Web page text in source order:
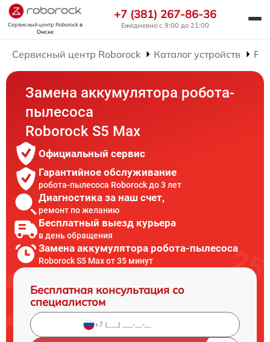
Сервисный центр Roborockв
Омске
+7 (381) 267-86-36
Ежедневно с 9:00 до 21:00
Сервисный центр Roborock Каталог устройств
Замена аккумулятора робота-
пылесоса
Roborock S5 Max
Официальный сервис
Гарантийное обслуживание
робота-пылесоса Roborock до 3 лет
Диагностика за наш счет,
ремонт по желанию
Бесплатный выезд курьера
в день обращения
Замена аккумулятора робота-пылесоса
Roborock S5 Max от 35 минут
Бесплатная консультация со
специалистом